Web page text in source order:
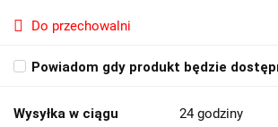
Do przechowalni
Powiadom gdy produkt będzie
Wysyłka w ciągu 24 godziny